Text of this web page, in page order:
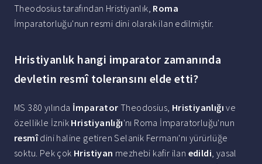
Theodosius tarafından Hristiyanlık, Roma
İmparatorluğu'nun resmi dini olarak ilan edilmiştir.
Hristiyanlık hangi imparator zamanında
devletin resmî toleransını elde etti?
MS 380 yılında İmparator Theodosius, Hristiyanlığı ve
özellikle İznik Hristiyanlığı'nı Roma İmparatorluğu'nun
resmîdini haline getiren Selanik Fermanı'nı yürürlüğe
soktu. Pek çok Hristiyan mezhebi kafir ilan edildi, yasal